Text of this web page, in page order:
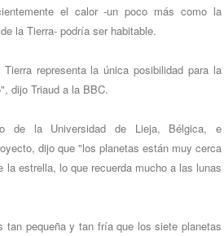
el calor -un poco más como la
la Tierra- podría ser habitable.
representa la única posibilidad para la
dijo Triaud a la BBC.
de la Universidad de Lieja, Bélgica, e
dijo que "los planetas están muy cerca
la estrella, lo que recuerda mucho a las lunas
tan pequeña y tan fría que los siete planetas